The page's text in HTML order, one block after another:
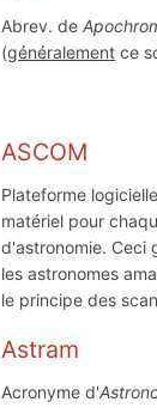
Abrev. de
(généralement ce
ASCOM
Plateforme
matériel pour
d'astronomie. Ceci
les astronomes
le principe des
Astram
Acronyme d'